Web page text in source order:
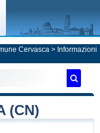
Cervasca> Informazioni
(CN)